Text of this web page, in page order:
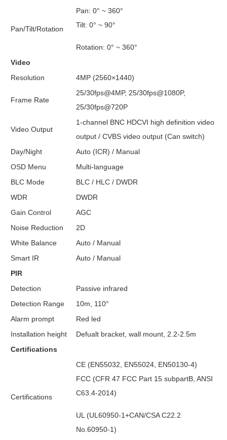
Pan/Tilt/Rotation
Pan: 0° ~ 360°
Tilt: 0° ~ 90°
Rotation: 0° ~ 360°
Video
Resolution
4MP (2560×1440)
Frame Rate
25/30fps@4MP, 25/30fps@1080P,
25/30fps@720P
Video Output
1-channel BNC HDCVI high definition video
output / CVBS video output (Can switch)
Day/Night
Auto (ICR) / Manual
OSD Menu
Multi-language
BLC Mode
BLC / HLC / DWDR
WDR
DWDR
Gain Control
AGC
Noise Reduction
2D
White Balance
Auto / Manual
Smart IR
Auto / Manual
PIR
Detection
Passive infrared
Detection Range
10m, 110°
Alarm prompt
Red led
Installation height
Defualt bracket, wall mount, 2.2-2.5m
Certifications
Certifications
CE (EN55032, EN55024, EN50130-4)
FCC (CFR 47 FCC Part 15 subpartB, ANSI
C63.4-2014)
UL (UL60950-1+CAN/CSA C22.2
No.60950-1)